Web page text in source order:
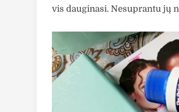
vis dauginasi. Nesuprantu jų